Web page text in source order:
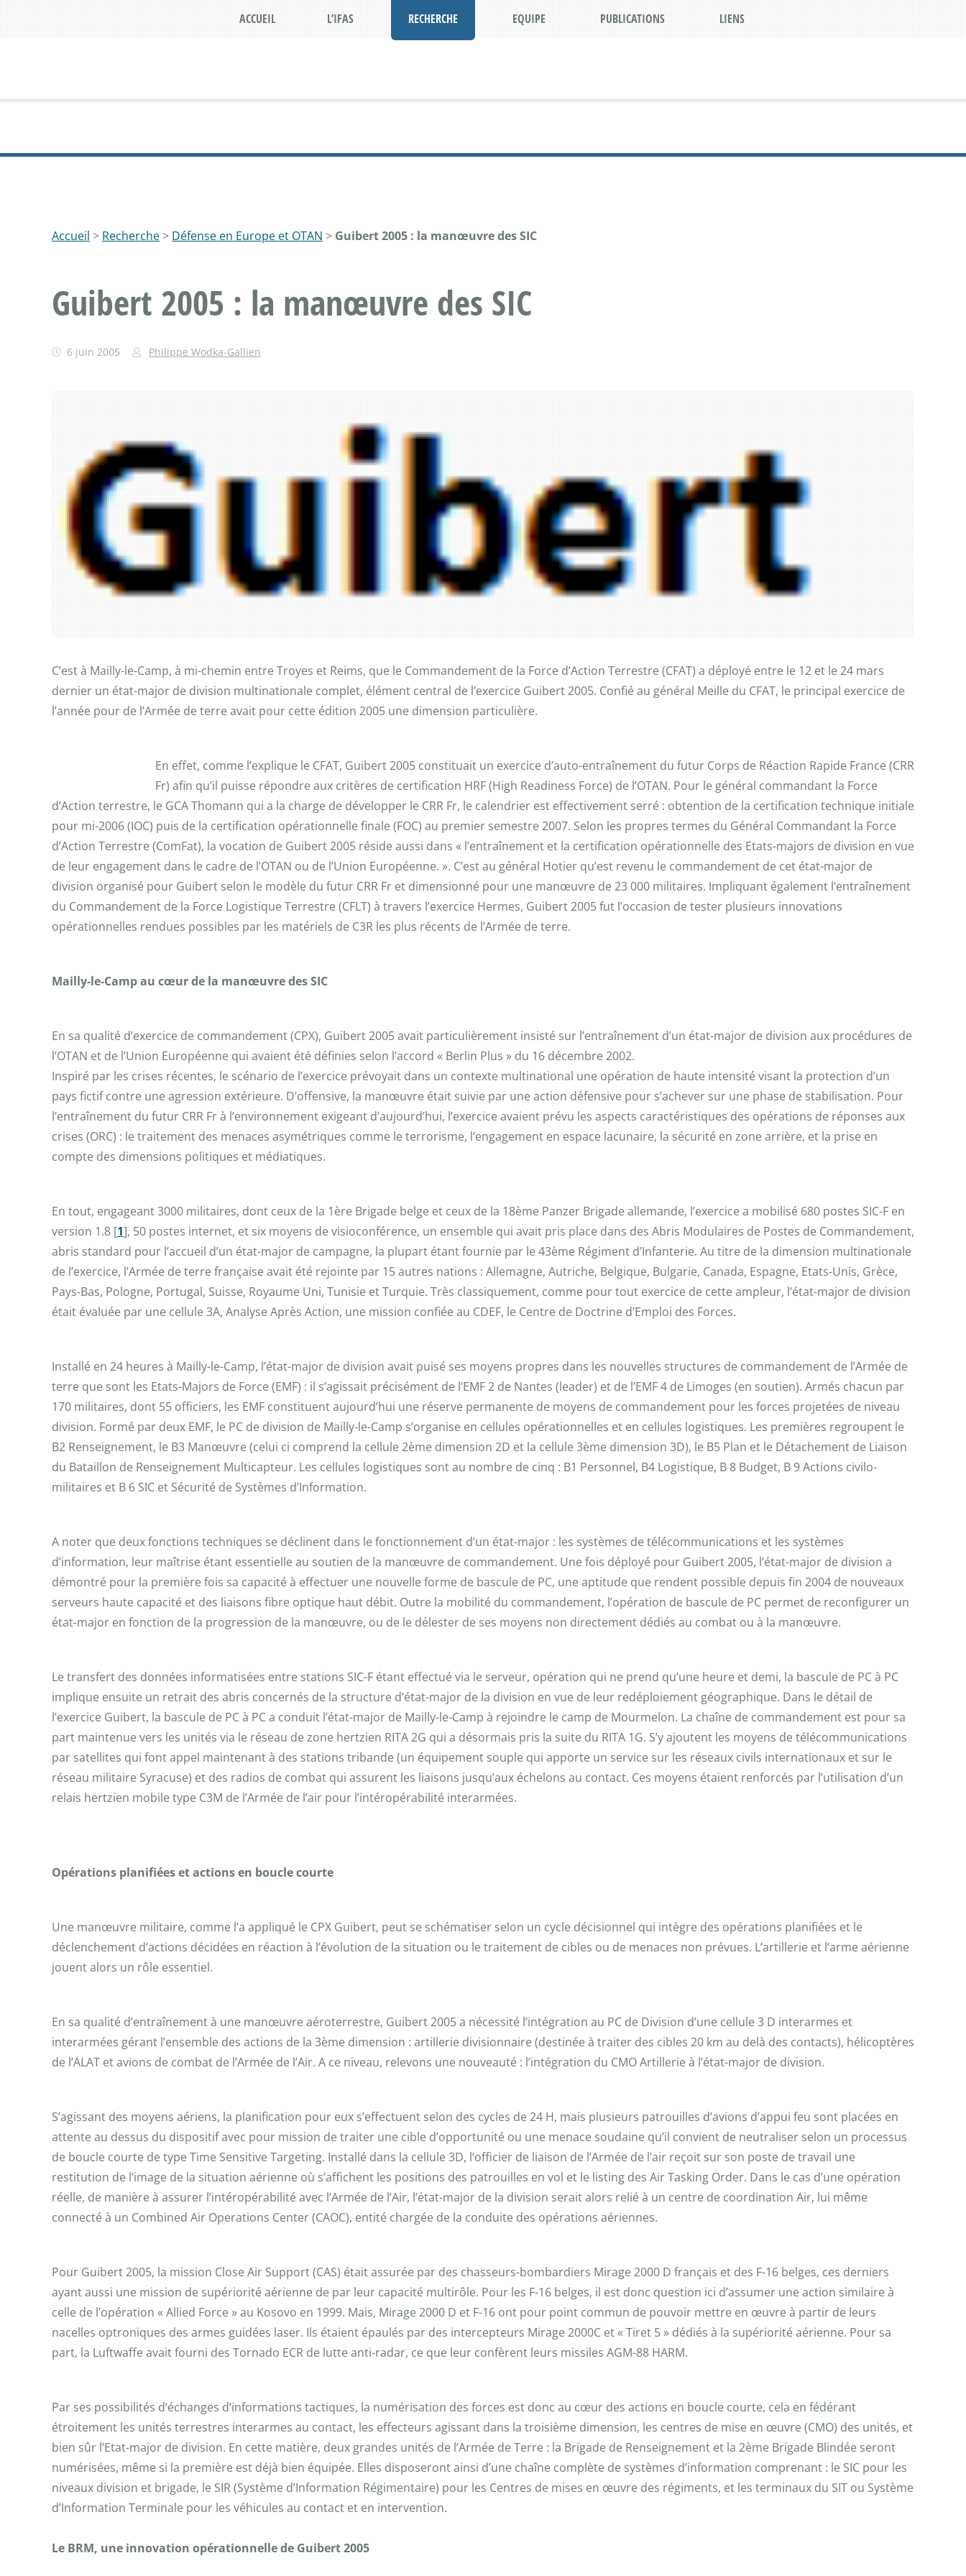
ACCUEIL L’IFAS RECHERCHE EQUIPE PUBLICATIONS LIENS
Accueil > Recherche> Défense en Europe et OTAN > Guibert 2005 : la manœuvre des SIC
Guibert 2005 : la manœuvre des SIC
6 juin 2005 Philippe Wodka-Gallien
C’est à Mailly-le-Camp, à mi-chemin entre Troyes et Reims, que le Commandement de la Force d’Action Terrestre (CFAT) a déployé entre le 12 et le 24 mars
dernier un état-major de division multinationale complet, élément central de l’exercice Guibert 2005. Confié au général Meille du CFAT, le principal exercice de
l’année pour de l’Armée de terre avait pour cette édition 2005 une dimension particulière.
En effet, comme l’explique le CFAT, Guibert 2005 constituait un exercice d’auto-entraînement du futur Corps de Réaction Rapide France (CRR
Fr) afin qu’il puisse répondre aux critères de certification HRF (High Readiness Force) de l’OTAN. Pour le général commandant la Force
d’Action terrestre, le GCA Thomann qui a la charge de développer le CRR Fr, le calendrier est effectivement serré : obtention de la certification technique initiale
pour mi-2006 (IOC) puis de la certification opérationnelle finale (FOC) au premier semestre 2007. Selon les propres termes du Général Commandant la Force
d’Action Terrestre (ComFat), la vocation de Guibert 2005 réside aussi dans « l’entraînement et la certification opérationnelle des Etats-majors de division en vue
de leur engagement dans le cadre de l’OTAN ou de l’Union Européenne. ». C’est au général Hotier qu’est revenu le commandement de cet état-major de
division organisé pour Guibert selon le modèle du futur CRR Fr et dimensionné pour une manœuvre de 23 000 militaires. Impliquant également l’entraînement
du Commandement de la Force Logistique Terrestre (CFLT) à travers l’exercice Hermes, Guibert 2005 fut l’occasion de tester plusieurs innovations
opérationnelles rendues possibles par les matériels de C3R les plus récents de l’Armée de terre.
Mailly-le-Camp au cœur de la manœuvre des SIC
En sa qualité d’exercice de commandement (CPX), Guibert 2005 avait particulièrement insisté sur l’entraînement d’un état-major de division aux procédures de
l’OTAN et de l’Union Européenne qui avaient été définies selon l’accord « Berlin Plus » du 16 décembre 2002.
Inspiré par les crises récentes, le scénario de l’exercice prévoyait dans un contexte multinational une opération de haute intensité visant la protection d’un
pays fictif contre une agression extérieure. D’offensive, la manœuvre était suivie par une action défensive pour s’achever sur une phase de stabilisation. Pour
l’entraînement du futur CRR Fr à l’environnement exigeant d’aujourd’hui, l’exercice avaient prévu les aspects caractéristiques des opérations de réponses aux
crises (ORC) : le traitement des menaces asymétriques comme le terrorisme, l’engagement en espace lacunaire, la sécurité en zone arrière, et la prise en
compte des dimensions politiques et médiatiques.
En tout, engageant 3000 militaires, dont ceux de la 1ère Brigade belge et ceux de la 18ème Panzer Brigade allemande, l’exercice a mobilisé 680 postes SIC-F en
version 1.8 [1], 50 postes internet, et six moyens de visioconférence, un ensemble qui avait pris place dans des Abris Modulaires de Postes de Commandement,
abris standard pour l’accueil d’un état-major de campagne, la plupart étant fournie par le 43ème Régiment d’Infanterie. Au titre de la dimension multinationale
de l’exercice, l’Armée de terre française avait été rejointe par 15 autres nations : Allemagne, Autriche, Belgique, Bulgarie, Canada, Espagne, Etats-Unis, Grèce,
Pays-Bas, Pologne, Portugal, Suisse, Royaume Uni, Tunisie et Turquie. Très classiquement, comme pour tout exercice de cette ampleur, l’état-major de division
était évaluée par une cellule 3A, Analyse Après Action, une mission confiée au CDEF, le Centre de Doctrine d’Emploi des Forces.
Installé en 24 heures à Mailly-le-Camp, l’état-major de division avait puisé ses moyens propres dans les nouvelles structures de commandement de l’Armée de
terre que sont les Etats-Majors de Force (EMF) : il s’agissait précisément de l’EMF 2 de Nantes (leader) et de l’EMF 4 de Limoges (en soutien). Armés chacun par
170 militaires, dont 55 officiers, les EMF constituent aujourd’hui une réserve permanente de moyens de commandement pour les forces projetées de niveau
division. Formé par deux EMF, le PC de division de Mailly-le-Camp s’organise en cellules opérationnelles et en cellules logistiques. Les premières regroupent le
B2 Renseignement, le B3 Manœuvre (celui ci comprend la cellule 2ème dimension 2D et la cellule 3ème dimension 3D), le B5 Plan et le Détachement de Liaison
du Bataillon de Renseignement Multicapteur. Les cellules logistiques sont au nombre de cinq : B1 Personnel, B4 Logistique, B 8 Budget, B 9 Actions civilo-
militaires et B 6 SIC et Sécurité de Systèmes d’Information.
A noter que deux fonctions techniques se déclinent dans le fonctionnement d’un état-major : les systèmes de télécommunications et les systèmes
d’information, leur maîtrise étant essentielle au soutien de la manœuvre de commandement. Une fois déployé pour Guibert 2005, l’état-major de division a
démontré pour la première fois sa capacité à effectuer une nouvelle forme de bascule de PC, une aptitude que rendent possible depuis fin 2004 de nouveaux
serveurs haute capacité et des liaisons fibre optique haut débit. Outre la mobilité du commandement, l’opération de bascule de PC permet de reconfigurer un
état-major en fonction de la progression de la manœuvre, ou de le délester de ses moyens non directement dédiés au combat ou à la manœuvre.
Le transfert des données informatisées entre stations SIC-F étant effectué via le serveur, opération qui ne prend qu’une heure et demi, la bascule de PC à PC
implique ensuite un retrait des abris concernés de la structure d’état-major de la division en vue de leur redéploiement géographique. Dans le détail de
l’exercice Guibert, la bascule de PC à PC a conduit l’état-major de Mailly-le-Camp à rejoindre le camp de Mourmelon. La chaîne de commandement est pour sa
part maintenue vers les unités via le réseau de zone hertzien RITA 2G qui a désormais pris la suite du RITA 1G. S’y ajoutent les moyens de télécommunications
par satellites qui font appel maintenant à des stations tribande (un équipement souple qui apporte un service sur les réseaux civils internationaux et sur le
réseau militaire Syracuse) et des radios de combat qui assurent les liaisons jusqu’aux échelons au contact. Ces moyens étaient renforcés par l’utilisation d’un
relais hertzien mobile type C3M de l’Armée de l’air pour l’intéropérabilité interarmées.
Opérations planifiées et actions en boucle courte
Une manœuvre militaire, comme l’a appliqué le CPX Guibert, peut se schématiser selon un cycle décisionnel qui intègre des opérations planifiées et le
déclenchement d’actions décidées en réaction à l’évolution de la situation ou le traitement de cibles ou de menaces non prévues. L’artillerie et l’arme aérienne
jouent alors un rôle essentiel.
En sa qualité d’entraînement à une manœuvre aéroterrestre, Guibert 2005 a nécessité l’intégration au PC de Division d’une cellule 3 D interarmes et
interarmées gérant l’ensemble des actions de la 3ème dimension : artillerie divisionnaire (destinée à traiter des cibles 20 km au delà des contacts), hélicoptères
de l’ALAT et avions de combat de l’Armée de l’Air. A ce niveau, relevons une nouveauté : l’intégration du CMO Artillerie à l’état-major de division.
S’agissant des moyens aériens, la planification pour eux s’effectuent selon des cycles de 24 H, mais plusieurs patrouilles d’avions d’appui feu sont placées en
attente au dessus du dispositif avec pour mission de traiter une cible d’opportunité ou une menace soudaine qu’il convient de neutraliser selon un processus
de boucle courte de type Time Sensitive Targeting. Installé dans la cellule 3D, l’officier de liaison de l’Armée de l’air reçoit sur son poste de travail une
restitution de l’image de la situation aérienne où s’affichent les positions des patrouilles en vol et le listing des Air Tasking Order. Dans le cas d’une opération
réelle, de manière à assurer l’intéropérabilité avec l’Armée de l’Air, l’état-major de la division serait alors relié à un centre de coordination Air, lui même
connecté à un Combined Air Operations Center (CAOC), entité chargée de la conduite des opérations aériennes.
Pour Guibert 2005, la mission Close Air Support (CAS) était assurée par des chasseurs-bombardiers Mirage 2000 D français et des F-16 belges, ces derniers
ayant aussi une mission de supériorité aérienne de par leur capacité multirôle. Pour les F-16 belges, il est donc question ici d’assumer une action similaire à
celle de l’opération « Allied Force » au Kosovo en 1999. Mais, Mirage 2000 D et F-16 ont pour point commun de pouvoir mettre en œuvre à partir de leurs
nacelles optroniques des armes guidées laser. Ils étaient épaulés par des intercepteurs Mirage 2000C et « Tiret 5 » dédiés à la supériorité aérienne. Pour sa
part, la Luftwaffe avait fourni des Tornado ECR de lutte anti-radar, ce que leur confèrent leurs missiles AGM-88 HARM.
Par ses possibilités d’échanges d’informations tactiques, la numérisation des forces est donc au cœur des actions en boucle courte, cela en fédérant
étroitement les unités terrestres interarmes au contact, les effecteurs agissant dans la troisième dimension, les centres de mise en œuvre (CMO) des unités, et
bien sûr l’Etat-major de division. En cette matière, deux grandes unités de l’Armée de Terre : la Brigade de Renseignement et la 2ème Brigade Blindée seront
numérisées, même si la première est déjà bien équipée. Elles disposeront ainsi d’une chaîne complète de systèmes d’information comprenant : le SIC pour les
niveaux division et brigade, le SIR (Système d’Information Régimentaire) pour les Centres de mises en œuvre des régiments, et les terminaux du SIT ou Système
d’Information Terminale pour les véhicules au contact et en intervention.
Le BRM, une innovation opérationnelle de Guibert 2005